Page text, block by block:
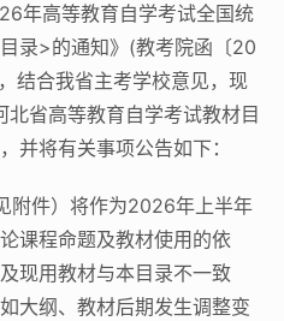
年高等教育自学考试全国统
录>的通知》(教考院函〔20
结合我省主考学校意见，现
省高等教育自学考试教材目
并将有关事项公告如下：
附件）将作为2026年上半年
课程命题及教材使用的依
现用教材与本目录不一致
大纲、教材后期发生调整变